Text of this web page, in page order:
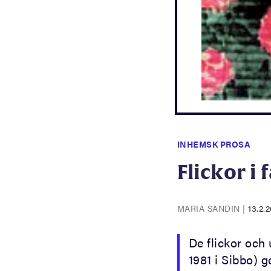
INHEMSK PROSA
Flickor i
MARIA SANDIN |
De flickor och
1981 i Sibbo)